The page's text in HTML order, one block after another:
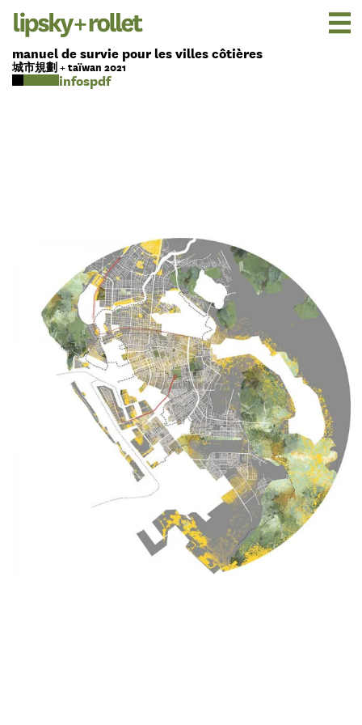
manuel de survie pour les villes côtières
城市規劃 + taïwan 2021
pdf